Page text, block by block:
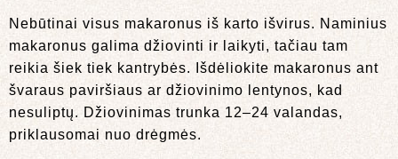
Nebūtinai visus makaronus iš karto išvirus. Naminius
makaronus galima džiovinti ir laikyti, tačiau tam
reikia šiek tiek kantrybės. Išdėliokite makaronus ant
švaraus paviršiaus ar džiovinimo lentynos, kad
nesuliptų. Džiovinimas trunka 12–24 valandas,
priklausomai nuo drėgmės.